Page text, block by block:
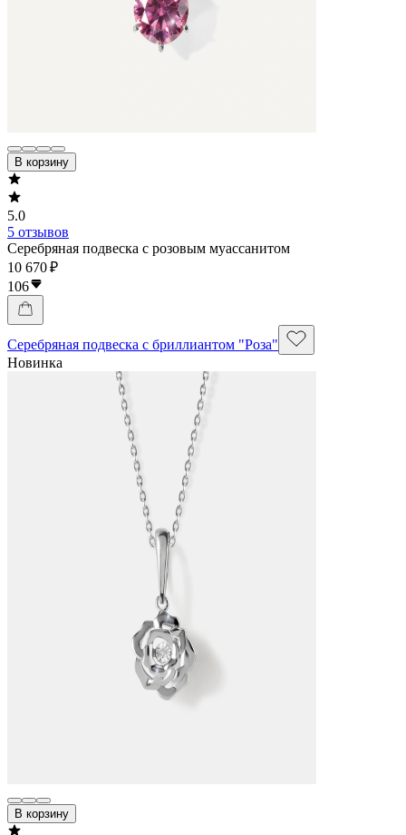
В корзину
5.0
5 отзывов
Серебряная подвеска с розовым муассанитом
10 670 ₽
106
Серебряная подвеска с бриллиантом "Роза"
Новинка
В корзину